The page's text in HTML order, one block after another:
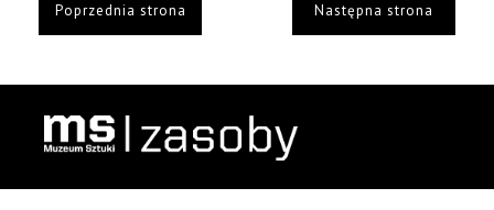
Poprzednia strona Następna strona